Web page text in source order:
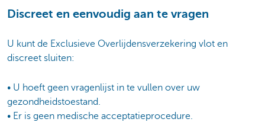
Discreet en eenvoudig aan te vragen
U kunt de Exclusieve Overlijdensverzekering vlot en
discreet sluiten:
• U hoeft geen vragenlijst in te vullen over uw
gezondheidstoestand.
• Er is geen medische acceptatieprocedure.